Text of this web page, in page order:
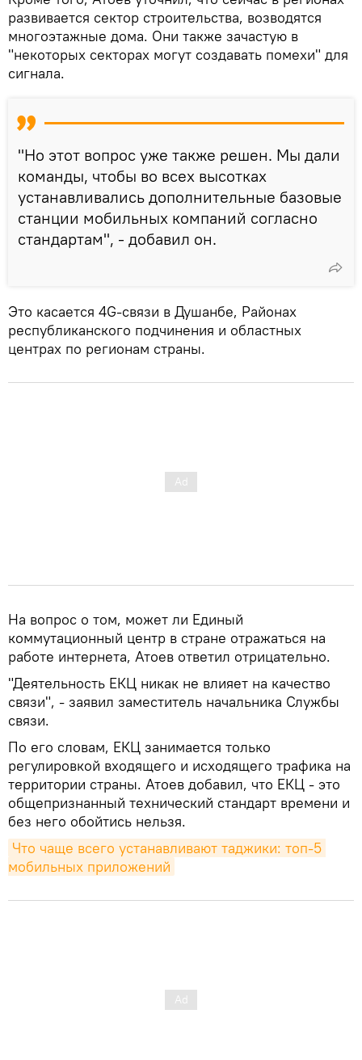
развивается сектор строительства, возводятся
многоэтажные дома. Они также зачастую в
"некоторых секторах могут создавать помехи" для
сигнала.
"Но этот вопрос уже также решен. Мы дали
команды, чтобы во всех высотках
устанавливались дополнительные базовые
станции мобильных компаний согласно
стандартам", - добавил он.
Это касается 4G-связи в Душанбе, Районах
республиканского подчинения и областных
центрах по регионам страны.
На вопрос о том, может ли Единый
коммутационный центр в стране отражаться на
работе интернета, Атоев ответил отрицательно.
"Деятельность ЕКЦ никак не влияет на качество
связи", - заявил заместитель начальника Службы
связи.
По его словам, ЕКЦ занимается только
регулировкой входящего и исходящего трафика на
территории страны. Атоев добавил, что ЕКЦ - это
общепризнанный технический стандарт времени и
без него обойтись нельзя.
Что чаще всего устанавливают таджики: топ-5
мобильных приложений